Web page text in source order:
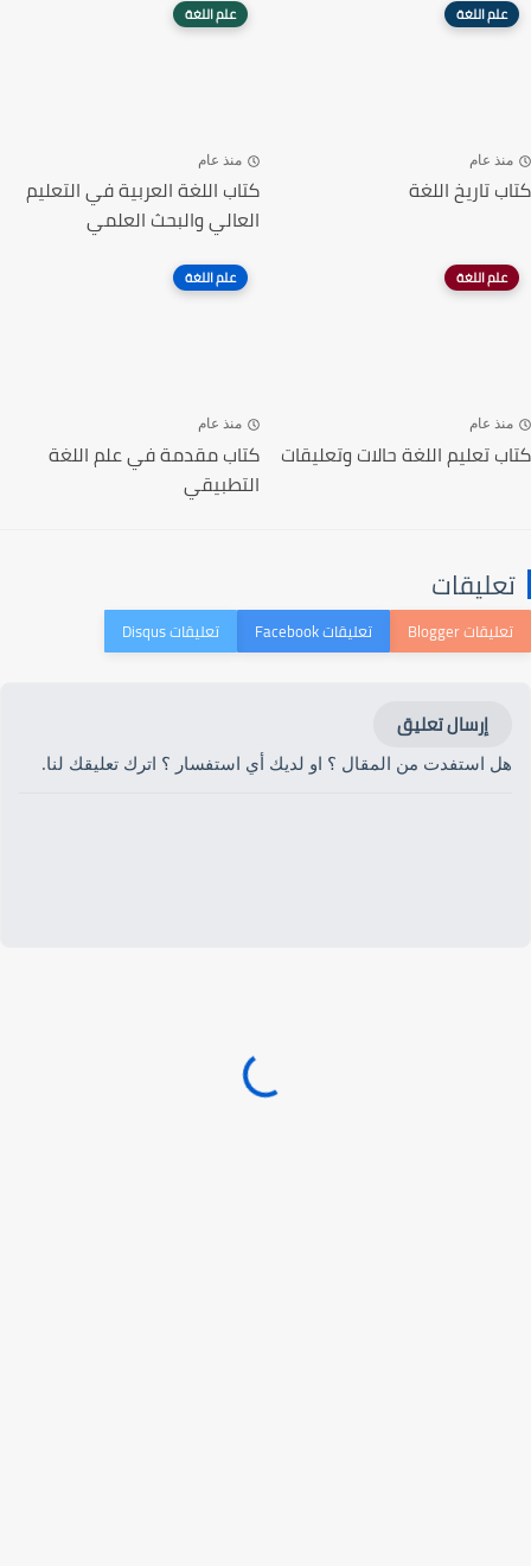
علم اللغة
منذ عام
كتاب تاريخ اللغة
علم اللغة
منذ عام
كتاب اللغة العربية في التعليم
العالي والبحث العلمي
علم اللغة
منذ عام
كتاب تعليم اللغة حالات وتعليقات
علم اللغة
منذ عام
كتاب مقدمة في علم اللغة
التطبيقي
تعليقات
إرسال تعليق
هل استفدت من المقال ؟ او لديك أي استفسار ؟ اترك تعليقك لنا.